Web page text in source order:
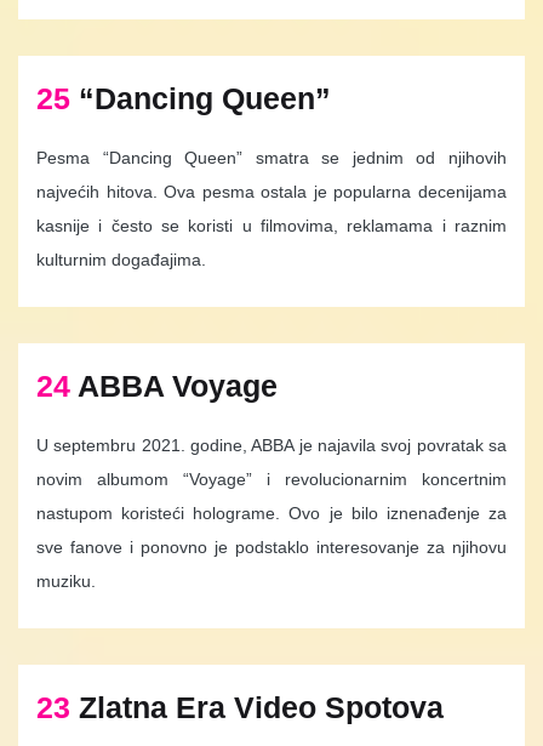
25 “Dancing Queen”
Pesma “Dancing Queen” smatra se jednim od njihovih
najvećih hitova. Ova pesma ostala je popularna decenijama
kasnije i često se koristi u filmovima, reklamama i raznim
kulturnim događajima.
24 ABBA Voyage
U septembru 2021. godine, ABBA je najavila svoj povratak sa
novim albumom “Voyage” i revolucionarnim koncertnim
nastupom koristeći holograme. Ovo je bilo iznenađenje za
sve fanove i ponovno je podstaklo interesovanje za njihovu
muziku.
23 Zlatna Era Video Spotova